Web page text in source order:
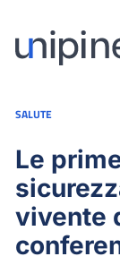
SALUTE
Le
vivente